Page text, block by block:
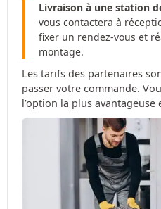
Livraison à une station
vous contactera à
fixer un rendez-vous et
montage.
Les tarifs des partenaires
passer votre commande.
l’option la plus avantageuse